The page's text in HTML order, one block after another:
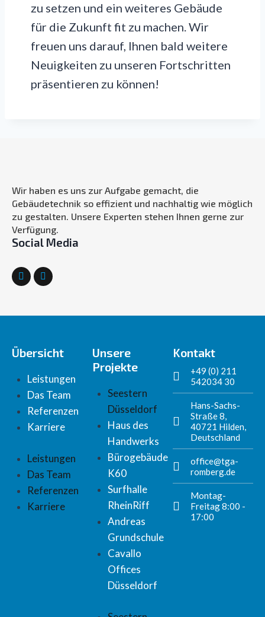
zu setzen und ein weiteres Gebäude
für die Zukunft fit zu machen. Wir
freuen uns darauf, Ihnen bald weitere
Neuigkeiten zu unseren Fortschritten
präsentieren zu können!
Wir haben es uns zur Aufgabe gemacht, die
Gebäudetechnik so effizient und nachhaltig wie möglich
zu gestalten. Unsere Experten stehen Ihnen gerne zur
Verfügung.
Social Media
Übersicht
Leistungen
Das Team
Referenzen
Karriere
Leistungen
Das Team
Referenzen
Karriere
Unsere
Projekte
Seestern
Düsseldorf
Haus des
Handwerks​
Bürogebäude
K60​
Surfhalle
RheinRiff​
Andreas
Grundschule​
Cavallo
Offices
Düsseldorf
Kontakt
+49 (0) 211
542034 30
Hans-Sachs-
Straße 8,
40721 Hilden,
Deutschland
office@tga-
romberg.de
Montag-
Freitag 8:00 -
17:00